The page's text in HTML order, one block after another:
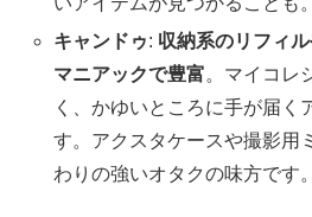
キャンドゥ: 収納系のリフィ
マニアックで豊富。マイコレ
く、かゆいところに手が届く
す。アクスタケースや撮影用
わりの強いオタクの味方です。